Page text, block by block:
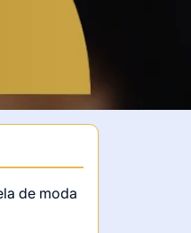
de moda